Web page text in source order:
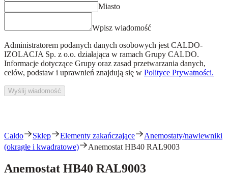
Miasto
Wpisz wiadomość
Administratorem podanych danych osobowych jest CALDO-
IZOLACJA Sp. z o.o. działająca w ramach Grupy CALDO.
Informacje dotyczące Grupy oraz zasad przetwarzania danych,
celów, podstaw i uprawnień znajdują się w Polityce Prywatności.
Wyślij wiadomość
Caldo Sklep Elementy zakańczające
Anemostaty/nawiewniki
(okrągłe i kwadratowe)
Anemostat HB40 RAL9003
Anemostat HB40 RAL9003